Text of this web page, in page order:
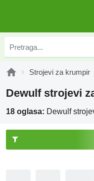
Strojevi za krumpir
Dewulf strojevi
18 oglasa: Dewulf